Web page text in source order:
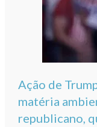
Ação de
matéria
republicano,